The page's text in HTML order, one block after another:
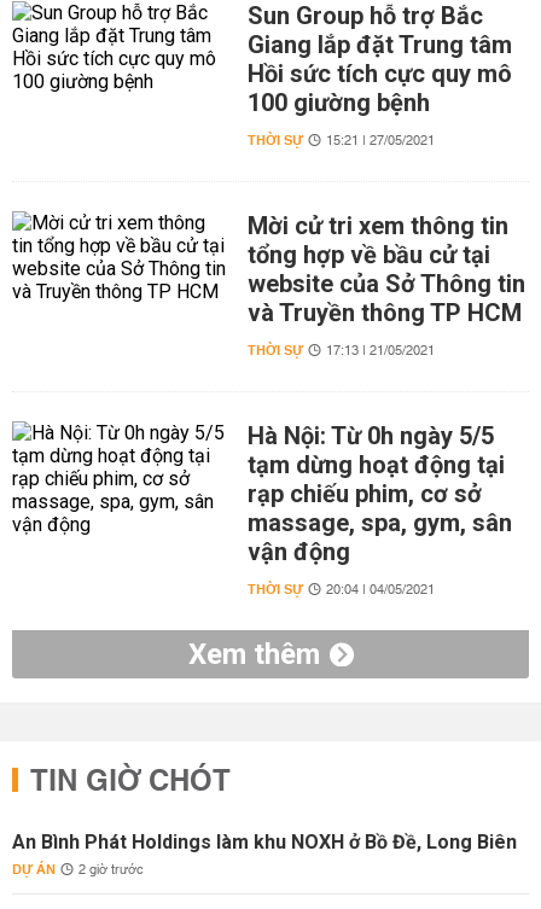
Sun Group hỗ trợ Bắc
Giang lắp đặt Trung tâm
Hồi sức tích cực quy mô
100 giường bệnh
THỜI SỰ 15:21 | 27/05/2021
Mời cử tri xem thông tin
tổng hợp về bầu cử tại
website của Sở Thông tin
và Truyền thông TP HCM
THỜI SỰ 17:13 | 21/05/2021
Hà Nội: Từ 0h ngày 5/5
tạm dừng hoạt động tại
rạp chiếu phim, cơ sở
massage, spa, gym, sân
vận động
THỜI SỰ 20:04 | 04/05/2021
Xem thêm
TIN GIỜ CHÓT
An Bình Phát Holdings làm khu NOXH ở Bồ Đề, Long Biên
DỰ ÁN 2 giờ trước